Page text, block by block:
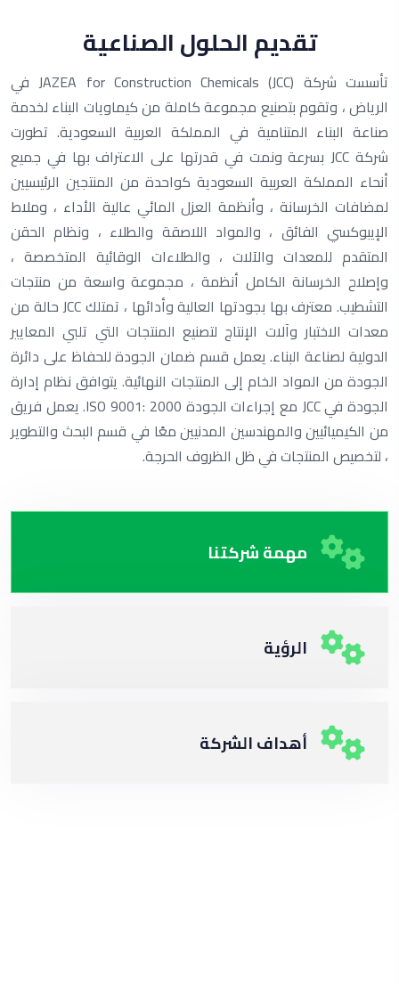
تقديم الحلول الصناعية
تأسست شركة JAZEA for Construction Chemicals (JCC) في
الرياض ، وتقوم بتصنيع مجموعة كاملة من كيماويات البناء لخدمة
صناعة البناء المتنامية في المملكة العربية السعودية. تطورت
شركة JCC بسرعة ونمت في قدرتها على الاعتراف بها في جميع
أنحاء المملكة العربية السعودية كواحدة من المنتجين الرئيسيين
لمضافات الخرسانة ، وأنظمة العزل المائي عالية الأداء ، وملاط
الإيبوكسي الفائق ، والمواد اللاصقة والطلاء ، ونظام الحقن
المتقدم للمعدات والآلات ، والطلاءات الوقائية المتخصصة ،
وإصلاح الخرسانة الكامل أنظمة ، مجموعة واسعة من منتجات
التشطيب. معترف بها بجودتها العالية وأدائها ، تمتلك JCC حالة من
معدات الاختبار وآلات الإنتاج لتصنيع المنتجات التي تلبي المعايير
الدولية لصناعة البناء. يعمل قسم ضمان الجودة للحفاظ على دائرة
الجودة من المواد الخام إلى المنتجات النهائية. يتوافق نظام إدارة
الجودة في JCC مع إجراءات الجودة ISO 9001: 2000. يعمل فريق
من الكيميائيين والمهندسين المدنيين معًا في قسم البحث والتطوير
، لتخصيص المنتجات في ظل الظروف الحرجة.
مهمة شركتنا
الرؤية
أهداف الشركة